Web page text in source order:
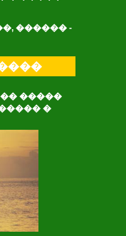
������ -
�����
�